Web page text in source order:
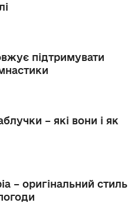
підтримувати
– які вони і як
– оригінальний стиль